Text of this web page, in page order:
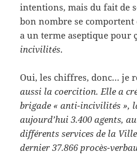
intentions, mais du fait de
bon nombre se comportent
a un terme aseptique pour
incivilités.
Oui, les chiffres, donc… je
aussi la coercition. Elle a
brigade « anti-incivilités »,
aujourd’hui 3.400 agents,
différents services de la
dernier 37.866 procès-